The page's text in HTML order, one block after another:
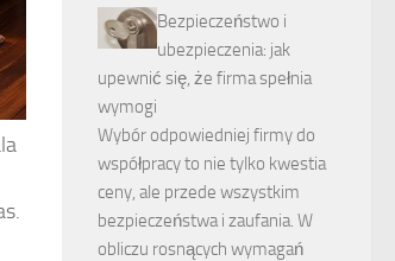
Bezpieczeństwo i
ubezpieczenia: jak
upewnić się, że firma spełnia
wymogi
Wybór odpowiedniej firmy do
współpracy to nie tylko kwestia
ceny, ale przede wszystkim
bezpieczeństwa i zaufania. W
obliczu rosnących wymagań